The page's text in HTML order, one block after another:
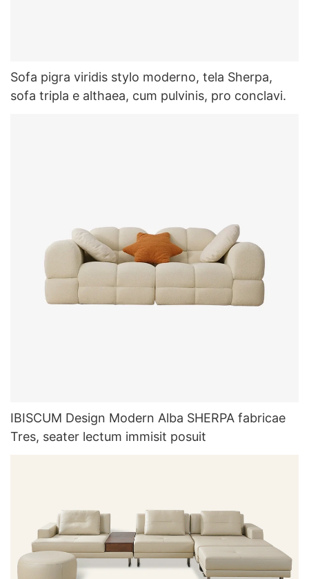
Sofa pigra viridis stylo moderno, tela Sherpa,
sofa tripla e althaea, cum pulvinis, pro conclavi.
IBISCUM Design Modern Alba SHERPA fabricae
Tres, seater lectum immisit posuit